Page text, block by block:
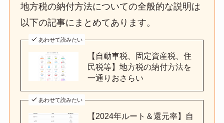
地方税の納付方法についての全般的な説明は
以下の記事にまとめてあります。
あわせて読みたい
【自動車税、固定資産税、住
民税等】地方税の納付方法を
一通りおさらい
あわせて読みたい
【2024年ルート＆還元率】自